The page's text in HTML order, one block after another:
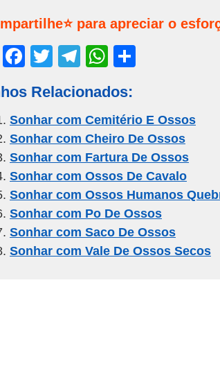
para apreciar o
E
F
c
e
b
o
o
k
T
tt
er
T
e
gr
a
m
W
at
s
A
p
p
e
Relacionados:
Sonhar com Cemitério E Ossos
Sonhar com Cheiro De Ossos
Sonhar com Fartura De Ossos
Sonhar com Ossos De Cavalo
Sonhar com Ossos Humanos
Sonhar com Po De Ossos
Sonhar com Saco De Ossos
Sonhar com Vale De Ossos Secos